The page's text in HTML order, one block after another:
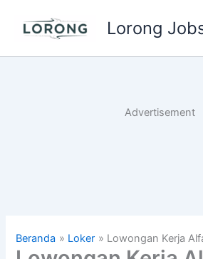
Lorong
Advertisement
Beranda Loker Lowongan Kerja